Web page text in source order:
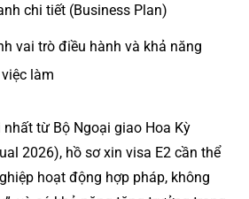
chi tiết (Business Plan)
vai trò điều hành và khả năng
làm
từ Bộ Ngoại giao Hoa Kỳ
2026), hồ sơ xin visa E2 cần thể
hoạt động hợp pháp, không